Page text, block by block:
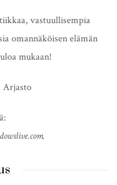
vastuullisempia
omannäköisen elämän
mukaan!